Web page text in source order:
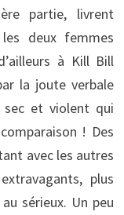
partie, livrent
les deux femmes
à Kill Bill
la joute verbale
sec et violent qui
! Des
avec les autres
plus
sérieux. Un peu